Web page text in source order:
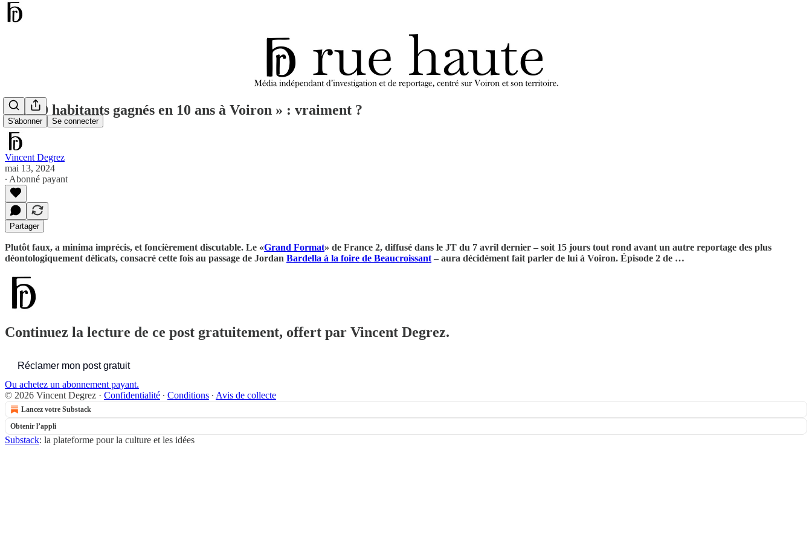
S'abonner Se connecter
« 1.500 habitants gagnés en 10 ans à Voiron » : vraiment ?
Vincent Degrez
mai 13, 2024
∙ Abonné payant
Partager
Plutôt faux, a minima imprécis, et foncièrement discutable. Le «Grand Format» de France 2, diffusé dans le JT du 7 avril dernier – soit 15 jours tout rond avant un autre reportage des plus
déontologiquement délicats, consacré cette fois au passage de Jordan Bardella à la foire de Beaucroissant – aura décidément fait parler de lui à Voiron. Épisode 2 de …
Continuez la lecture de ce post gratuitement, offert par Vincent Degrez.
Réclamer mon post gratuit
Ou achetez un abonnement payant.
© 2026 Vincent Degrez · Confidentialité ∙ Conditions ∙ Avis de collecte
Lancez votre Substack
Obtenir l’appli
Substack: la plateforme pour la culture et les idées